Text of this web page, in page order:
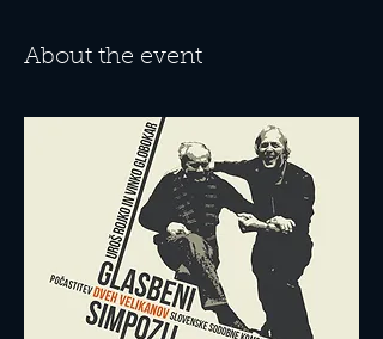
About the event